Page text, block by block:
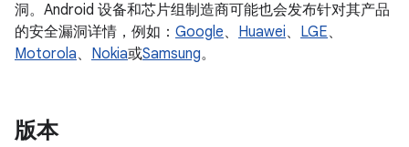
洞。Android 设备和芯片组制造商可能也会发布针对其产品
的安全漏洞详情，例如： Google、 Huawei、 LGE、
Motorola、 Nokia或Samsung。
版本